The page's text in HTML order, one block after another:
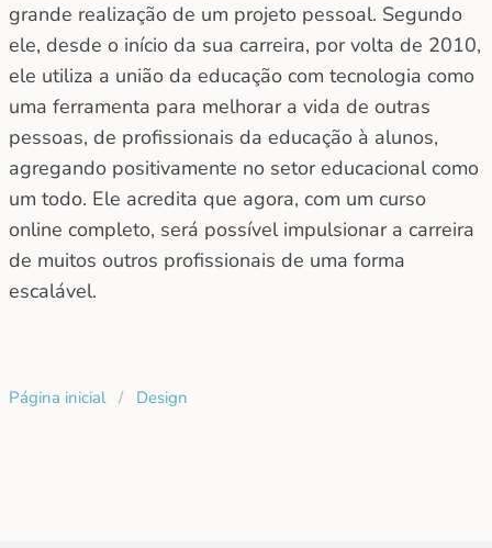
grande realização de um projeto pessoal. Segundo
ele, desde o início da sua carreira, por volta de 2010,
ele utiliza a união da educação com tecnologia como
uma ferramenta para melhorar a vida de outras
pessoas, de profissionais da educação à alunos,
agregando positivamente no setor educacional como
um todo. Ele acredita que agora, com um curso
online completo, será possível impulsionar a carreira
de muitos outros profissionais de uma forma
escalável.
Página inicial / Design